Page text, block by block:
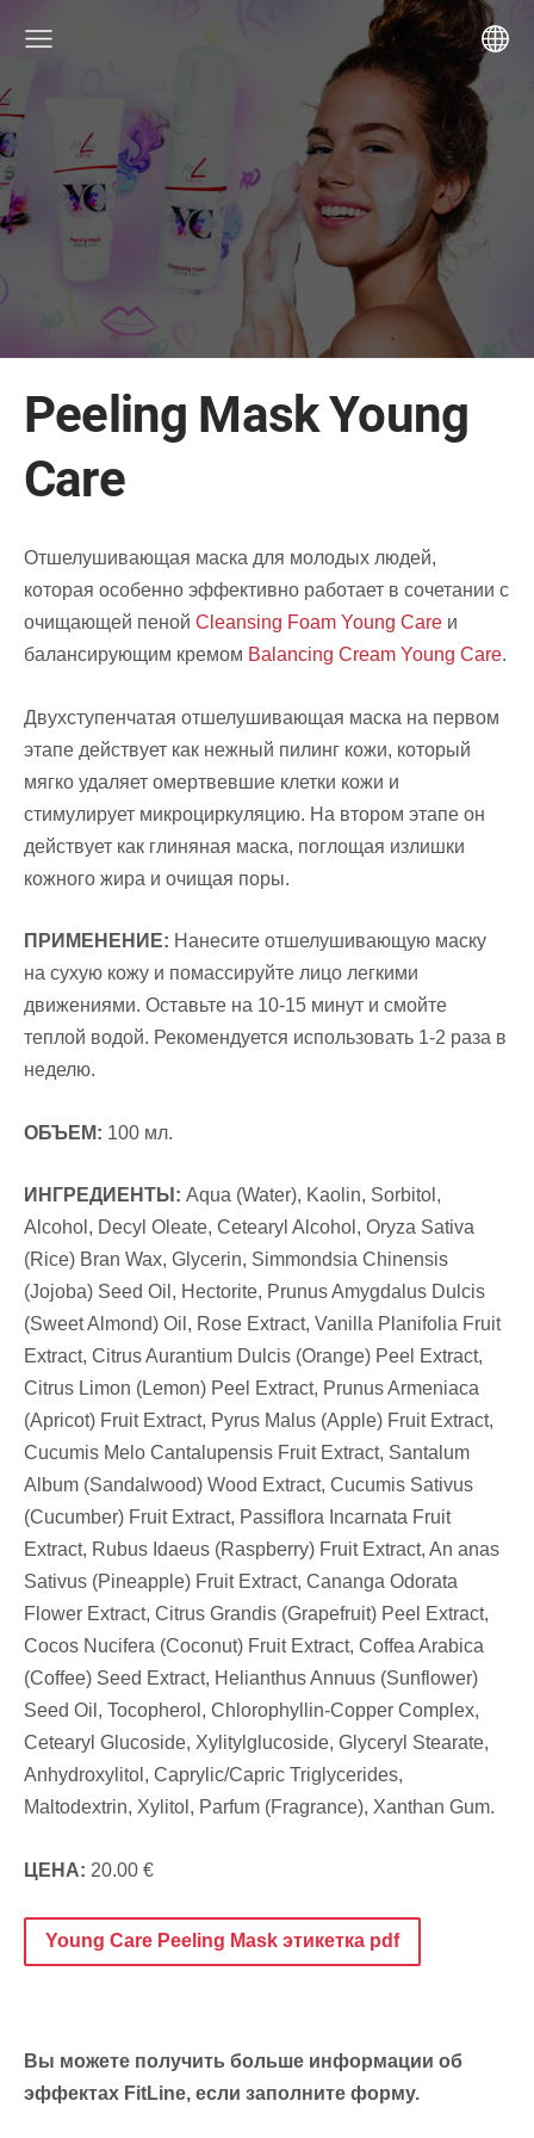
Peeling Mask Young
Care
Oтшелушивающая маска для молодых людей,
которая особенно эффективно работает в сочетании с
очищающей пеной Cleansing Foam Young Care и
балансирующим кремом Balancing Cream Young Care.
Двухступенчатая отшелушивающая маска на первом
этапе действует как нежный пилинг кожи, который
мягко удаляет омертвевшие клетки кожи и
стимулирует микроциркуляцию. На втором этапе он
действует как глиняная маска, поглощая излишки
кожного жира и очищая поры.
ПРИМЕНЕНИЕ: Нанесите отшелушивающую маску
на сухую кожу и помассируйте лицо легкими
движениями. Оставьте на 10-15 минут и смойте
теплой водой. Рекомендуется использовать 1-2 раза в
неделю.
ОБЪЕМ: 100 мл.
ИНГРЕДИЕНТЫ: Aqua (Water), Kaolin, Sorbitol,
Alcohol, Decyl Oleate, Cetearyl Alcohol, Oryza Sativa
(Rice) Bran Wax, Glycerin, Simmondsia Chinensis
(Jojoba) Seed Oil, Hectorite, Prunus Amygdalus Dulcis
(Sweet Almond) Oil, Rose Extract, Vanilla Planifolia Fruit
Extract, Citrus Aurantium Dulcis (Orange) Peel Extract,
Citrus Limon (Lemon) Peel Extract, Prunus Armeniaca
(Apricot) Fruit Extract, Pyrus Malus (Apple) Fruit Extract,
Cucumis Melo Cantalupensis Fruit Extract, Santalum
Album (Sandalwood) Wood Extract, Cucumis Sativus
(Cucumber) Fruit Extract, Passiflora Incarnata Fruit
Extract, Rubus Idaeus (Raspberry) Fruit Extract, An anas
Sativus (Pineapple) Fruit Extract, Cananga Odorata
Flower Extract, Citrus Grandis (Grapefruit) Peel Extract,
Cocos Nucifera (Coconut) Fruit Extract, Coffea Arabica
(Coffee) Seed Extract, Helianthus Annuus (Sunflower)
Seed Oil, Tocopherol, Chlorophyllin-Copper Complex,
Cetearyl Glucoside, Xylitylglucoside, Glyceryl Stearate,
Anhydroxylitol, Caprylic/Capric Triglycerides,
Maltodextrin, Xylitol, Parfum (Fragrance), Xanthan Gum.
ЦЕНА: 20.00 €
Young Care Peeling Mask этикетка pdf
Вы можете получить больше информации об
эффектах FitLine, если заполните форму.